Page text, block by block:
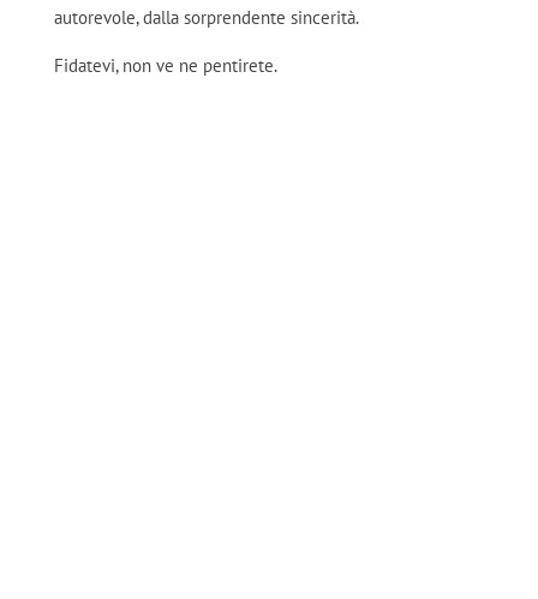
autorevole, dalla sorprendente sincerità.
Fidatevi, non ve ne pentirete.